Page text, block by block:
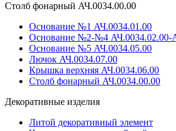
Столб фонарный АЧ.0034.00.00
Основание №1 АЧ.0034.01.00
Основание №2-№4 АЧ.0034.02.00-
Основание №5 АЧ.0034.05.00
Лючок АЧ.0034.07.00
Крышка верхняя АЧ.0034.06.00
Столб фонарный АЧ.0034.00.00
Декоративные изделия
Литой декоративный элемент